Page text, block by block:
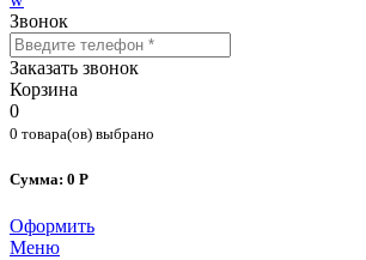
Звонок
Заказать звонок
Корзина
0
0 товара(ов) выбрано
Сумма: 0 Р
Оформить
Меню